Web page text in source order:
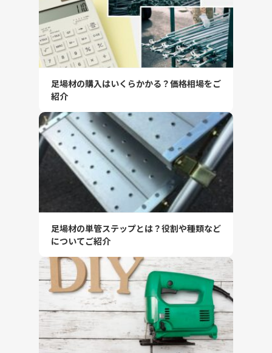
足場材の購入はいくらかかる？価格相場をご
紹介
足場材の単管ステップとは？役割や種類など
についてご紹介